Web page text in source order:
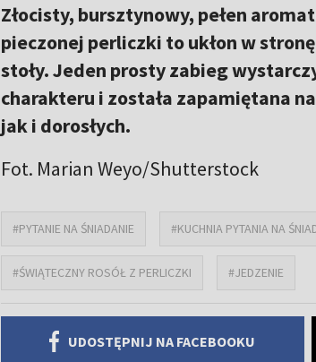
Złocisty, bursztynowy, pełen
pieczonej perliczki to ukłon w
stoły. Jeden prosty zabieg
charakteru i została zapamiętana
jak i dorosłych.
Fot. Marian Weyo/Shutterstock
#PYTANIE NA ŚNIADANIE #KUCHNIA PYTANIA NA
#ŚWIĄTECZNY ROSÓŁ Z PERLICZKI #JEDZENIE
UDOSTĘPNIJ NA FACEBOOKU